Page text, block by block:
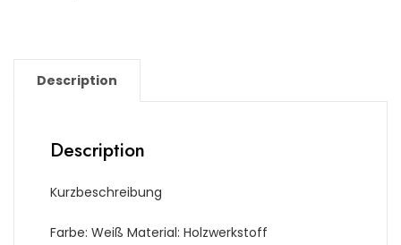
Description
Description
Kurzbeschreibung
Farbe: Weiß Material: Holzwerkstoff